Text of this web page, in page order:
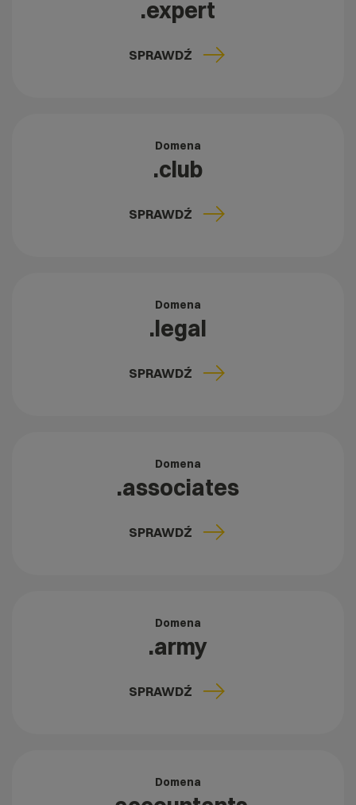
.expert
SPRAWDŹ
Domena
.club
SPRAWDŹ
Domena
.legal
SPRAWDŹ
Domena
.associates
SPRAWDŹ
Domena
.army
SPRAWDŹ
Domena